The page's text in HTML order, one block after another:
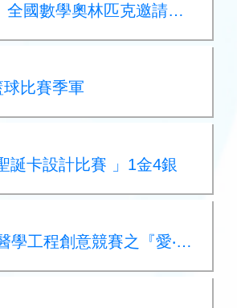
「華夏盃®」全國數學奧林匹克邀請賽2024 (華南賽區)初賽
比賽季軍
誕卡設計比賽 」1金4銀
第四屆生物醫學工程創意競賽之『愛‧創耆樂』設計賽